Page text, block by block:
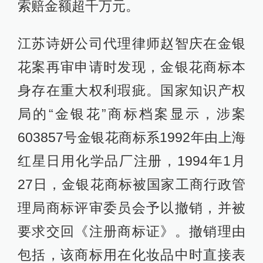
索赔金额超千万元。
江苏诗妍公司代理律师赵智庆在金银
花案再审申请时发现，金银花商标本
身存在重大权利瑕疵。国家知识产权
局的“金银花”商标档案显示，涉案
603857号金银花商标系1992年由上海
红星日用化学品厂注册，1994年1月
27日，金银花商标被国家工商行政管
理局商标评审委员会予以撤销，并被
要求交回《注册商标证》。撤销理由
包括，该商标用在化妆品中时直接表